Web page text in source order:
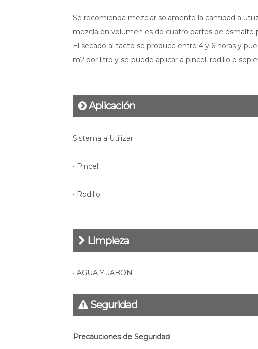
Se recomienda mezclar solamente la cantidad a
mezcla en volumen es de cuatro partes de esmalte
El secado al tacto se produce entre 4 y 6 horas y
m2 por litro y se puede aplicar a pincel, rodillo o
Aplicación
Sistema a Utilizar:
• Pincel
• Rodillo
Limpieza
• AGUA Y JABON
Seguridad
Precauciones de Seguridad